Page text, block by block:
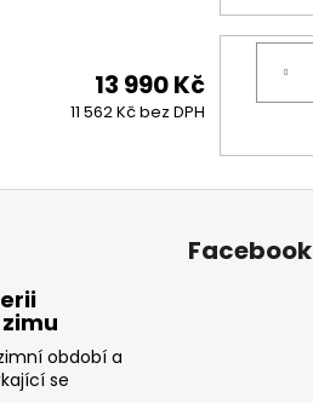
13 990 Kč
11 562 Kč bez DPH
období a
se
Facebook